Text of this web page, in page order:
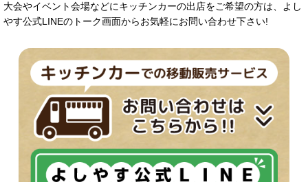
大会やイベント会場などにキッチンカーの出店をご希望の方は、よし
やす公式LINEのトーク画面からお気軽にお問い合わせ下さい!